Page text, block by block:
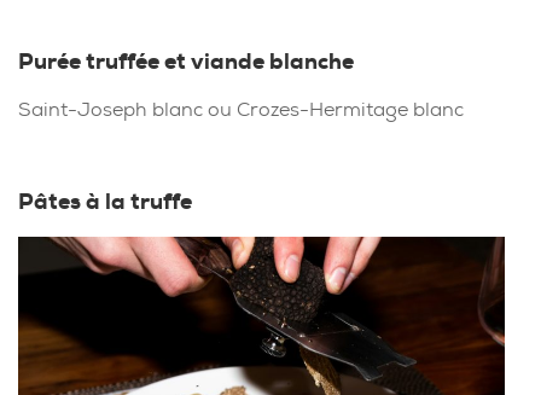
Purée truffée et viande blanche
Saint-Joseph blanc ou Crozes-Hermitage blanc
Pâtes à la truffe